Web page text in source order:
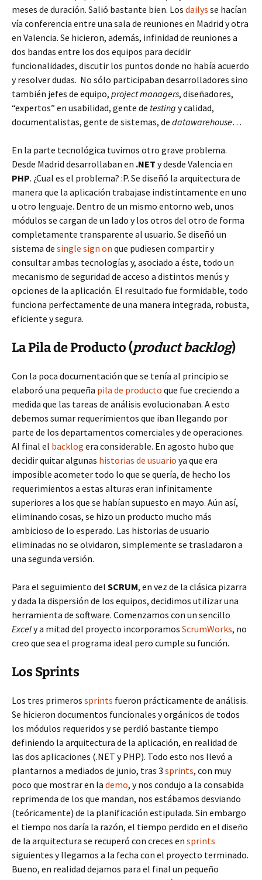
meses de duración. Salió bastante bien. Los dailys se hacían
vía conferencia entre una sala de reuniones en Madrid y otra
en Valencia. Se hicieron, además, infinidad de reuniones a
dos bandas entre los dos equipos para decidir
funcionalidades, discutir los puntos donde no había acuerdo
y resolver dudas. No sólo participaban desarrolladores sino
también jefes de equipo, project managers, diseñadores,
“expertos” en usabilidad, gente de testing y calidad,
documentalistas, gente de sistemas, de datawarehouse…
En la parte tecnológica tuvimos otro grave problema.
Desde Madrid desarrollaban en .NET y desde Valencia en
PHP. ¿Cual es el problema? :P. Se diseñó la arquitectura de
manera que la aplicación trabajase indistintamente en uno
u otro lenguaje. Dentro de un mismo entorno web, unos
módulos se cargan de un lado y los otros del otro de forma
completamente transparente al usuario. Se diseñó un
sistema de single sign on que pudiesen compartir y
consultar ambas tecnologías y, asociado a éste, todo un
mecanismo de seguridad de acceso a distintos menús y
opciones de la aplicación. El resultado fue formidable, todo
funciona perfectamente de una manera integrada, robusta,
eficiente y segura.
La Pila de Producto (product backlog)
Con la poca documentación que se tenía al principio se
elaboró una pequeña pila de producto que fue creciendo a
medida que las tareas de análisis evolucionaban. A esto
debemos sumar requerimientos que iban llegando por
parte de los departamentos comerciales y de operaciones.
Al final el backlog era considerable. En agosto hubo que
decidir quitar algunas historias de usuario ya que era
imposible acometer todo lo que se quería, de hecho los
requerimientos a estas alturas eran infinitamente
superiores a los que se habían supuesto en mayo. Aún así,
eliminando cosas, se hizo un producto mucho más
ambicioso de lo esperado. Las historias de usuario
eliminadas no se olvidaron, simplemente se trasladaron a
una segunda versión.
Para el seguimiento del SCRUM, en vez de la clásica pizarra
y dada la dispersión de los equipos, decidimos utilizar una
herramienta de software. Comenzamos con un sencillo
Excely a mitad del proyecto incorporamos ScrumWorks, no
creo que sea el programa ideal pero cumple su función.
Los Sprints
Los tres primeros sprints fueron prácticamente de análisis.
Se hicieron documentos funcionales y orgánicos de todos
los módulos requeridos y se perdió bastante tiempo
definiendo la arquitectura de la aplicación, en realidad de
las dos aplicaciones (.NET y PHP). Todo esto nos llevó a
plantarnos a mediados de junio, tras 3 sprints, con muy
poco que mostrar en la demo, y nos condujo a la consabida
reprimenda de los que mandan, nos estábamos desviando
(teóricamente) de la planificación estipulada. Sin embargo
el tiempo nos daría la razón, el tiempo perdido en el diseño
de la arquitectura se recuperó con creces en sprints
siguientes y llegamos a la fecha con el proyecto terminado.
Bueno, en realidad dejamos para el final un pequeño